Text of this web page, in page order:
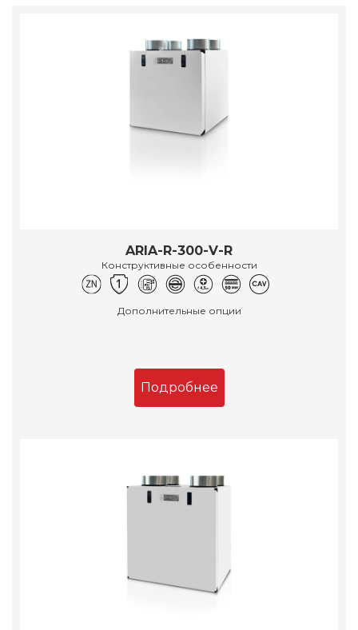
ARIA-R-300-V-R
Конструктивные особенности
Дополнительные опции
Подробнее